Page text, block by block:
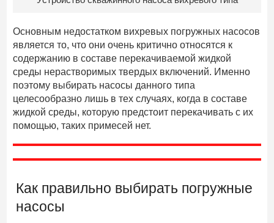
Основным недостатком вихревых погружных насосов
является то, что они очень критично относятся к
содержанию в составе перекачиваемой жидкой
среды нерастворимых твердых включений. Именно
поэтому выбирать насосы данного типа
целесообразно лишь в тех случаях, когда в составе
жидкой среды, которую предстоит перекачивать с их
помощью, таких примесей нет.
Как правильно выбирать погружные
насосы